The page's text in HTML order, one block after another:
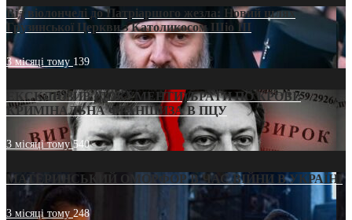
Від віолончелі до Патріаршого жезла: Новий шлях
Грузинської Церкви з Католикосом Шіо III
3 місяці тому 139
ЕКСКЛЮЗИВ (ДОКУМЕНТИ)/БРАТИ ПО КРОВІ:
КРИМІНАЛЬНА ФРАНШИЗА В ПЦУ
3 місяці тому540
МАТЕРИНСЬКИЙ ОМОРФОР В ЧАС ВІЙНИ В УКРАЇНІ
3 місяці тому248